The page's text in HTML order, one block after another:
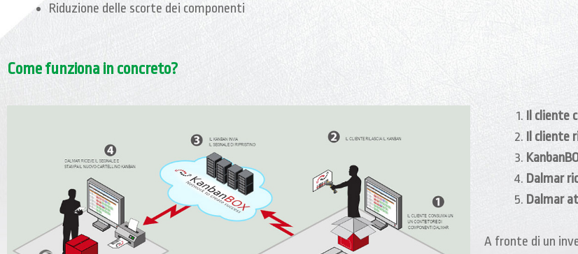
Riduzione delle scorte dei componenti
Come funziona in concreto?
Il cliente
Il cliente
Dalmar
Dalmar
A fronte di un